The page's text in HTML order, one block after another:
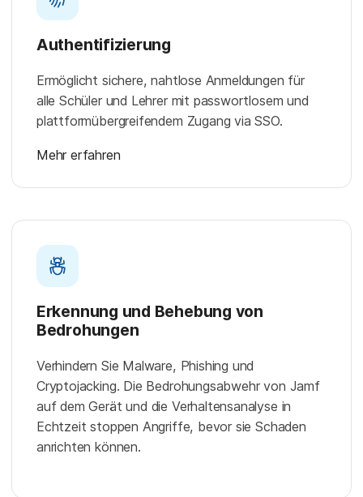
Authentifizierung
Ermöglicht sichere, nahtlose Anmeldungen für
alle Schüler und Lehrer mit passwortlosem und
plattformübergreifendem Zugang via SSO.
Mehr erfahren
Erkennung und Behebung von
Bedrohungen
Verhindern Sie Malware, Phishing und
Cryptojacking. Die Bedrohungsabwehr von Jamf
auf dem Gerät und die Verhaltensanalyse in
Echtzeit stoppen Angriffe, bevor sie Schaden
anrichten können.